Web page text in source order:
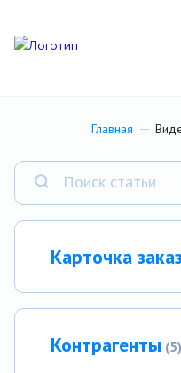
Главная
Карточка
Контрагенты (5)